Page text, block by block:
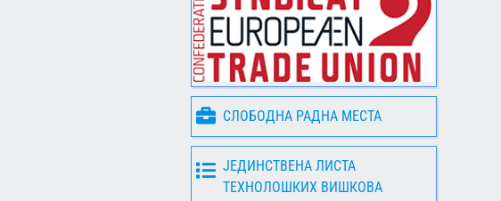
СЛОБОДНА РАДНА МЕСТА
ЈЕДИНСТВЕНА ЛИСТА
ТЕХНОЛОШКИХ ВИШКОВА